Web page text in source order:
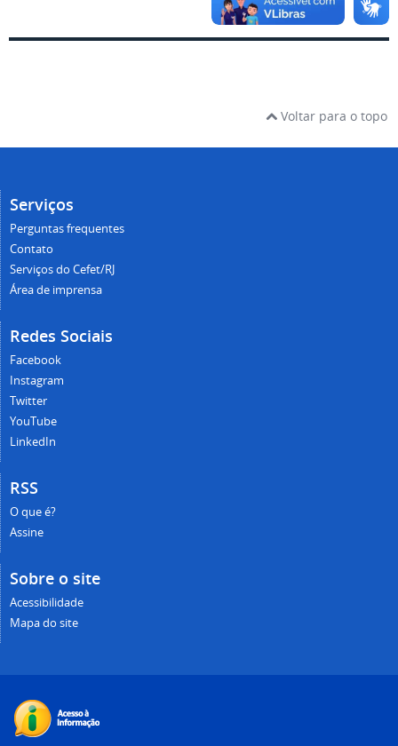
Voltar para o topo
Serviços
Perguntas frequentes
Contato
Serviços do Cefet/RJ
Área de imprensa
Redes Sociais
Facebook
Instagram
Twitter
YouTube
LinkedIn
RSS
O que é?
Assine
Sobre o site
Acessibilidade
Mapa do site